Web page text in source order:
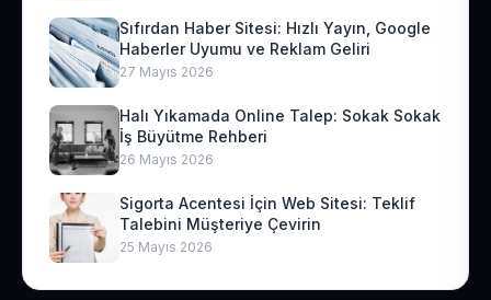
Sıfırdan Haber Sitesi: Hızlı Yayın, Google
Haberler Uyumu ve Reklam Geliri
27 Mayıs 2026
Halı Yıkamada Online Talep: Sokak Sokak
İş Büyütme Rehberi
26 Mayıs 2026
Sigorta Acentesi İçin Web Sitesi: Teklif
Talebini Müşteriye Çevirin
25 Mayıs 2026